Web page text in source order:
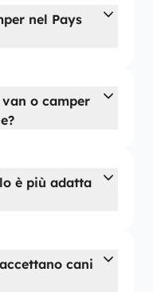
nel Pays
o camper
è più adatta
cani